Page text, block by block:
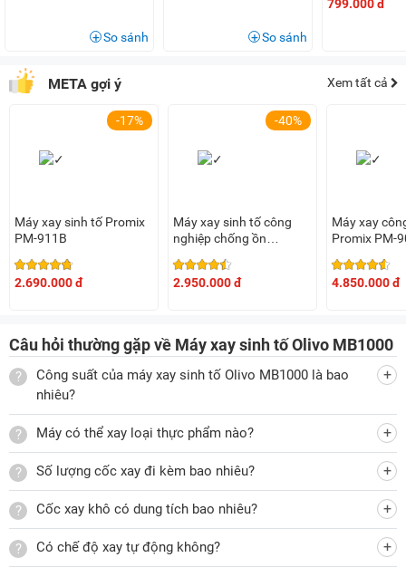
Bảng điều khiển dạng nút nhấn
Các nút điều khiển máy xay là nút cơ, dễ dàng sử dụng với
chi tiết các nút:
Start/Stop: Nút bắt đầu hoặc dừng xay
Auto Blend: Chế độ xay tự động, xay 3 giây dừng 2 giây
Máy hoạt động êm ái, an toàn
Máy hoạt động không quá ồn không ảnh hưởng tới môi
động khi lắp cối xay đúng vị trí, giúp người dùng thao tác
chính xác và an toàn.
Các tiện ích của máy xay sinh tố
Chân đế cao su chắc chắn
Gioăng silicon chống tràn
Với các tính năng hiện đại, đa chức năng xay, thiết kế đẹp,
tiện dùng. Máy xay sinh tố Olivo MB1000 đáp ứng tất cả các
So sánh So sánh
799.000 đ
META gợi ý Xem tất cả
-17%
Máy xay sinh tố Promix
PM-911B
2.690.000 đ
-40%
Máy xay sinh tố công
nghiệp chống ồn
2.950.000 đ
Máy xay
Promix PM-
4.850.000 đ
Câu hỏi thường gặp về Máy xay sinh tố Olivo MB1000
Công suất của máy xay sinh tố Olivo MB1000 là bao
nhiêu?
Máy có thể xay loại thực phẩm nào?
Số lượng cốc xay đi kèm bao nhiêu?
Cốc xay khô có dung tích bao nhiêu?
Có chế độ xay tự động không?